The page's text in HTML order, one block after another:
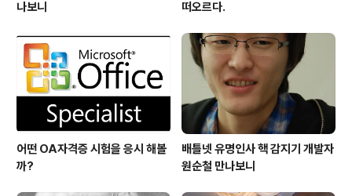
나보니
떠오르다.
어떤 OA자격증 시험을 응시 해볼
까?
배틀넷 유명인사 핵 감지기 개발자
원순철 만나보니